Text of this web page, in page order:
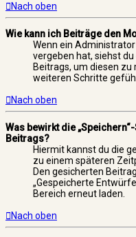
Nach oben
Wie kann ich Beiträge den
Wenn ein
vergeben hat, siehst
Beitrags, um diesen zu
weiteren Schritte
Nach oben
Was bewirkt die
Beitrags?
Hiermit kannst du die
zu einem späteren
Den gesicherten
„Gespeicherte
Bereich erneut laden.
Nach oben